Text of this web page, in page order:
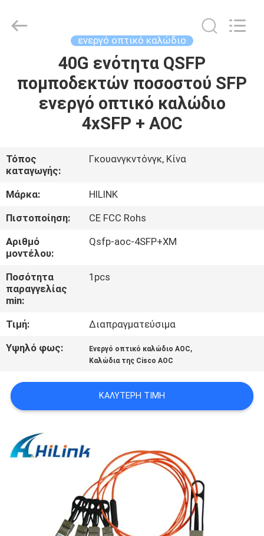
ΠΡΟΪΌΝΤΑ
ΜΕ
ΕΜΆΣ
ΕΠΙΣΚΕΨΉ
ΕΡΓΟΣΤΑΣΊΟΥ
ΈΛΕΓΧΟΣ
ΠΟΙΌΤΗΤΑΣ
ΕΠΙΚΟΙΝΩΝΉΣΤΕ
ΜΑΖΊ
ΕΙΔΉΣΕΙΣ
ΥΠΟΘΈΣΕΙΣ
ΠΡΟΣΦΟΡΆ
Technology
Co.,Ltd..
ενεργό οπτικό καλώδιο
40G ενότητα QSFP
πομποδεκτών ποσοστού SFP
ενεργό οπτικό καλώδιο
4xSFP + AOC
Τόπος
καταγωγής:
Γκουανγκντόνγκ, Κίνα
Μάρκα:
HILINK
Πιστοποίηση:
CE FCC Rohs
Αριθμό
μοντέλου:
Qsfp-aoc-4SFP+XM
Ποσότητα
παραγγελίας
min:
1pcs
Τιμή:
Διαπραγματεύσιμα
Υψηλό φως:
Ενεργό οπτικό καλώδιο AOC,
Καλώδια της Cisco AOC
ΚΑΛΎΤΕΡΗ ΤΙΜΉ